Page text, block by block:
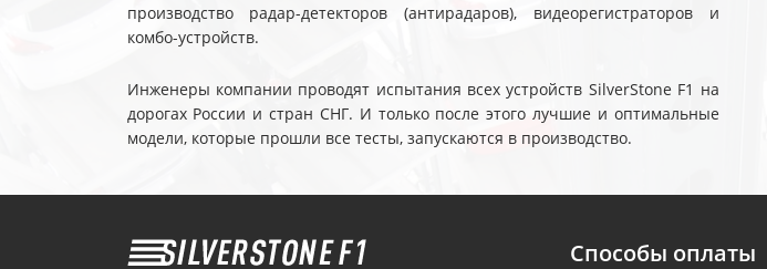
производство радар-детекторов (антирадаров), видеорегистраторов и
комбо-устройств.
Инженеры компании проводят испытания всех устройств SilverStone F1 на
дорогах России и стран СНГ. И только после этого лучшие и оптимальные
модели, которые прошли все тесты, запускаются в производство.
Способы оплаты